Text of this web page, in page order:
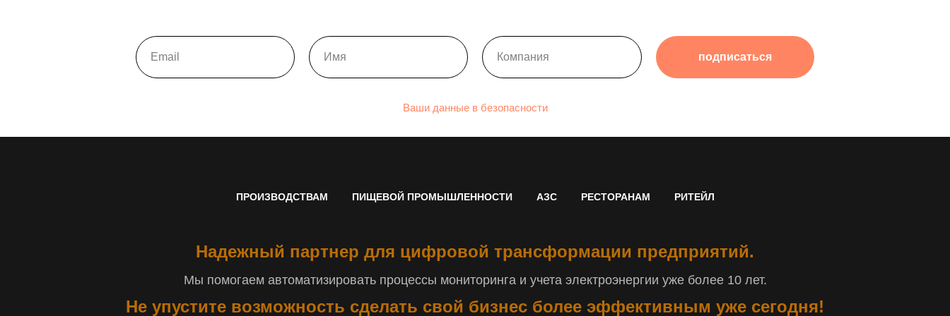
подписаться
Ваши данные в безопасности
ПРОИЗВОДСТВАМ ПИЩЕВОЙ ПРОМЫШЛЕННОСТИ АЗС РЕСТОРАНАМ РИТЕЙЛ
Надежный партнер для цифровой трансформации предприятий.
Мы помогаем автоматизировать процессы мониторинга и учета электроэнергии уже более 10 лет.
Не упустите возможность сделать свой бизнес более эффективным уже сегодня!